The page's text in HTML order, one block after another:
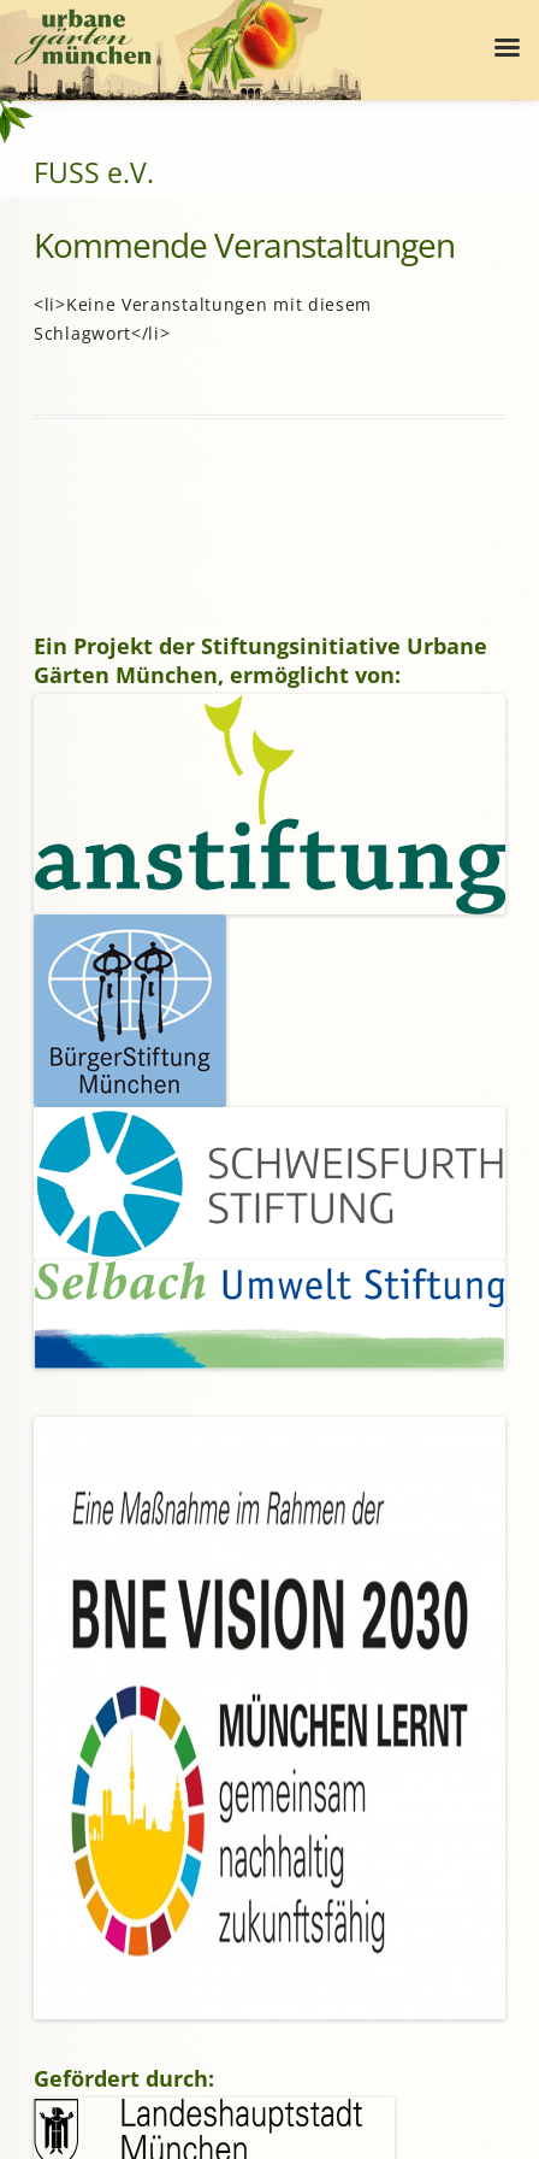
FUSS e.V.
Kommende Veranstaltungen
<li>Keine Veranstaltungen mit diesem
Schlagwort</li>
Ein Projekt der Stiftungsinitiative Urbane
Gärten München, ermöglicht von:
Gefördert durch: